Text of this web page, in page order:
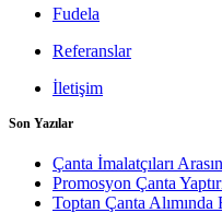
Fudela
Referanslar
İletişim
Son Yazılar
Çanta İmalatçıları
Promosyon Çanta
Toptan Çanta